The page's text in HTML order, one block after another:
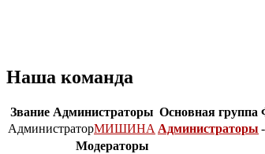
Наша команда
Звание Администраторы Основная группа
АдминистраторМИШИНА Администраторы -
Модераторы